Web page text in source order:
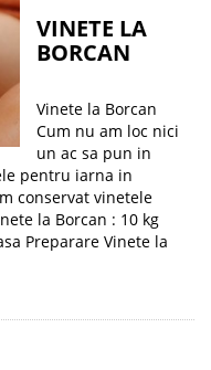
VINETE LA
BORCAN
Vinete la Borcan
Cum nu am loc nici
un ac sa pun in
pentru iarna in
conservat vinetele
la Borcan : 10 kg
Preparare Vinete la